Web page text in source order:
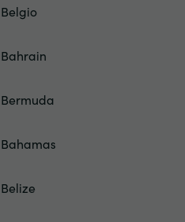
Belgio
Bahrain
Bermuda
Bahamas
Belize